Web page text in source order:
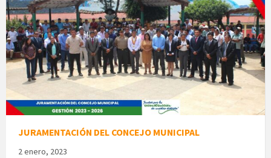
JURAMENTACIÓN DEL CONCEJO MUNICIPAL
2 enero, 2023